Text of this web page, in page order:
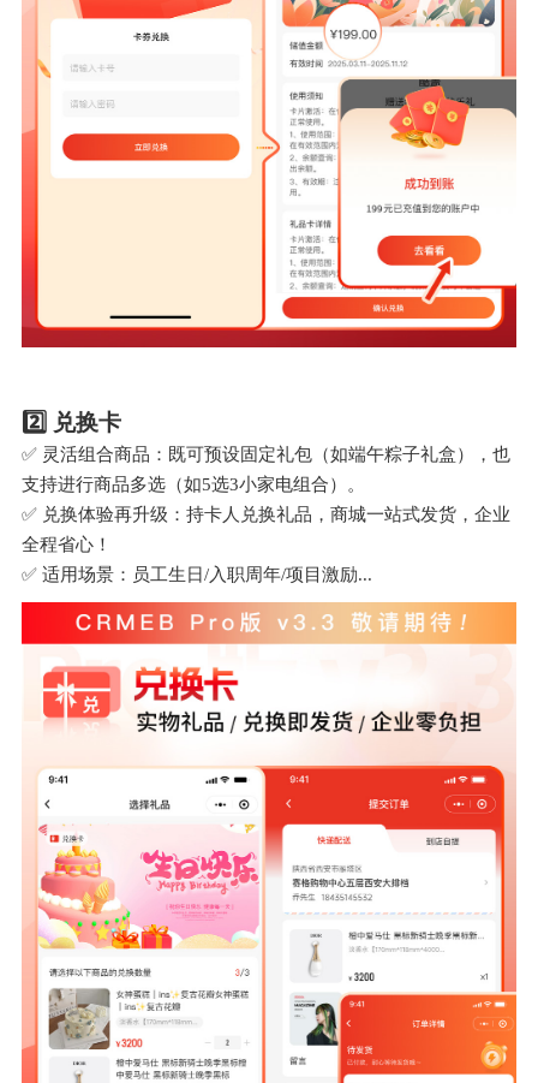
2️⃣ 兑换卡
✅ 灵活组合商品：既可预设固定礼包（如端午粽子礼盒），也
支持进行商品多选（如5选3小家电组合）。
✅ 兑换体验再升级：持卡人兑换礼品，商城一站式发货，企业
全程省心！
✅ 适用场景：员工生日/入职周年/项目激励...